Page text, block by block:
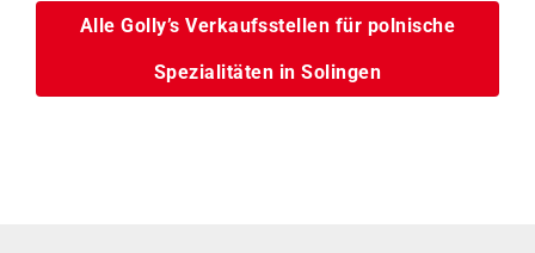
Alle Golly’s Verkaufsstellen für polnische
Spezialitäten in Solingen